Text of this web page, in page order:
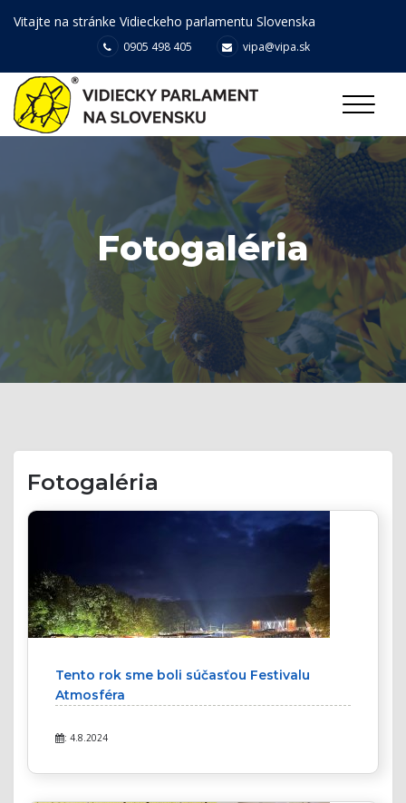
Vitajte na stránke Vidieckeho parlamentu Slovenska
0905 498 405 vipa@vipa.sk
Fotogaléria
Fotogaléria
Tento rok sme boli súčasťou Festivalu
Atmosféra
: 4.8.2024